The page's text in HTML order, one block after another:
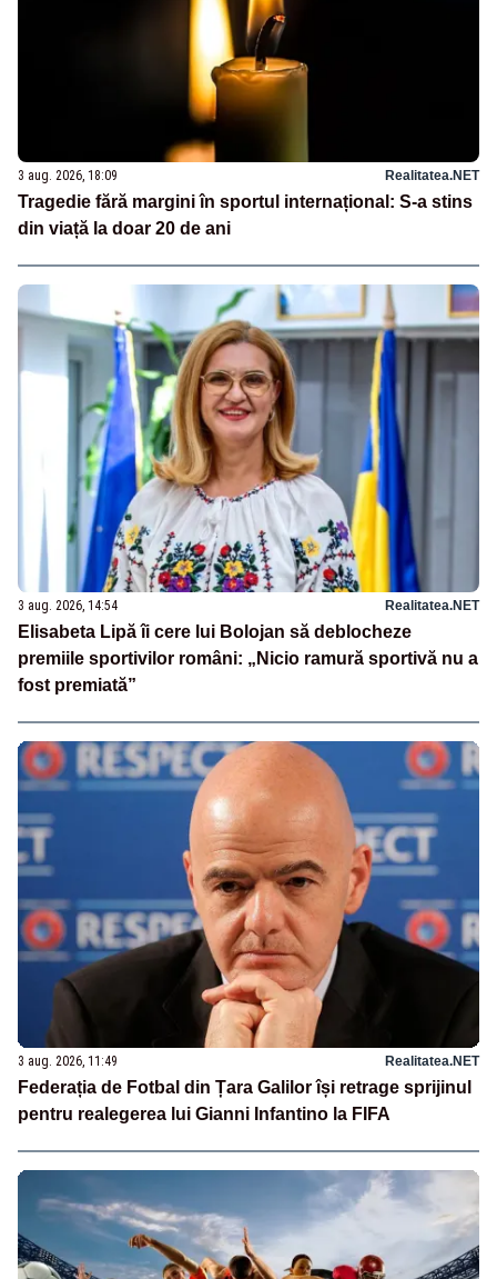
3 aug. 2026, 18:09 Realitatea.NET
Tragedie fără margini în sportul internațional: S-a stins
din viață la doar 20 de ani
3 aug. 2026, 14:54 Realitatea.NET
Elisabeta Lipă îi cere lui Bolojan să deblocheze
premiile sportivilor români: „Nicio ramură sportivă nu a
fost premiată”
3 aug. 2026, 11:49 Realitatea.NET
Federația de Fotbal din Țara Galilor își retrage sprijinul
pentru realegerea lui Gianni Infantino la FIFA